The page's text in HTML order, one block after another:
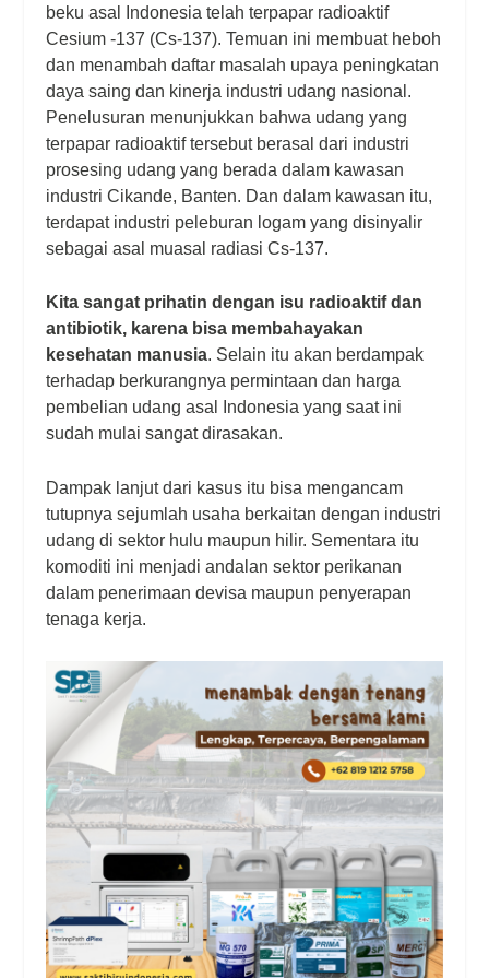
beku asal Indonesia telah terpapar radioaktif
Cesium -137 (Cs-137). Temuan ini membuat heboh
dan menambah daftar masalah upaya peningkatan
daya saing dan kinerja industri udang nasional.
Penelusuran menunjukkan bahwa udang yang
terpapar radioaktif tersebut berasal dari industri
prosesing udang yang berada dalam kawasan
industri Cikande, Banten. Dan dalam kawasan itu,
terdapat industri peleburan logam yang disinyalir
sebagai asal muasal radiasi Cs-137.
Kita sangat prihatin dengan isu radioaktif dan
antibiotik, karena bisa membahayakan
kesehatan manusia. Selain itu akan berdampak
terhadap berkurangnya permintaan dan harga
pembelian udang asal Indonesia yang saat ini
sudah mulai sangat dirasakan.
Dampak lanjut dari kasus itu bisa mengancam
tutupnya sejumlah usaha berkaitan dengan industri
udang di sektor hulu maupun hilir. Sementara itu
komoditi ini menjadi andalan sektor perikanan
dalam penerimaan devisa maupun penyerapan
tenaga kerja.